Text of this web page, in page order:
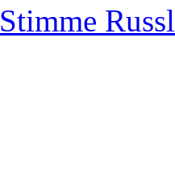
Stimme